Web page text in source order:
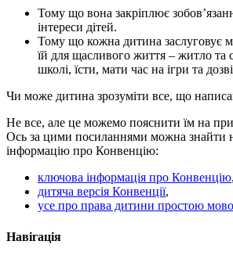
Тому що вона закріплює
інтереси дітей.
Тому що кожна дитина заслуговує
їй для щасливого життя – житло та
школі, їсти, мати час на ігри та
Чи може дитина зрозуміти все, що
Не все, але це можемо пояснити їм на
Ось за цими посиланнями можна знайти
інформацію про Конвенцію:
ключова інформація про Конвенцію,
дитяча версія Конвенції,
усе про права дитини простою
Навігація